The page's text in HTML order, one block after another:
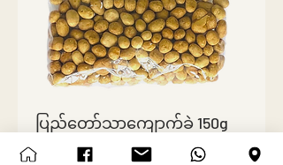
ပြည်တော်သာကျောက်ခဲ 150g
SGD 1.50Price